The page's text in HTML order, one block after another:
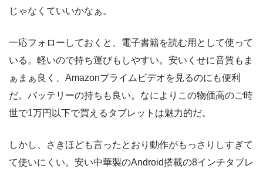
じゃなくていいかなぁ。
一応フォローしておくと、電子書籍を読む用として使って
いる。軽いので持ち運びもしやすい。安いくせに音質もま
ぁまぁ良く、Amazonプライムビデオを見るのにも便利
だ。バッテリーの持ちも良い。なによりこの物価高のご時
世で1万円以下で買えるタブレットは魅力的だ。
しかし、さきほども言ったとおり動作がもっさりしすぎて
て使いにくい。安い中華製のAndroid搭載の8インチタブレ